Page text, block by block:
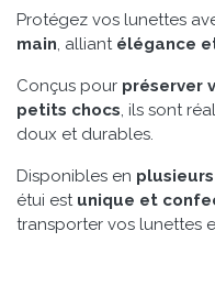
Protégez vos lunettes
main, alliant élégance
Conçus pour préserver
petits chocs, ils sont
doux et durables.
Disponibles en
étui est unique et
transporter vos lunettes